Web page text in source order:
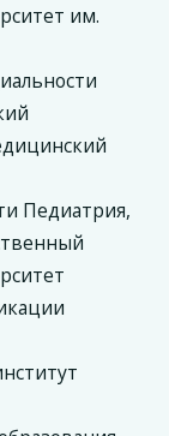
им.
Педиатрия,